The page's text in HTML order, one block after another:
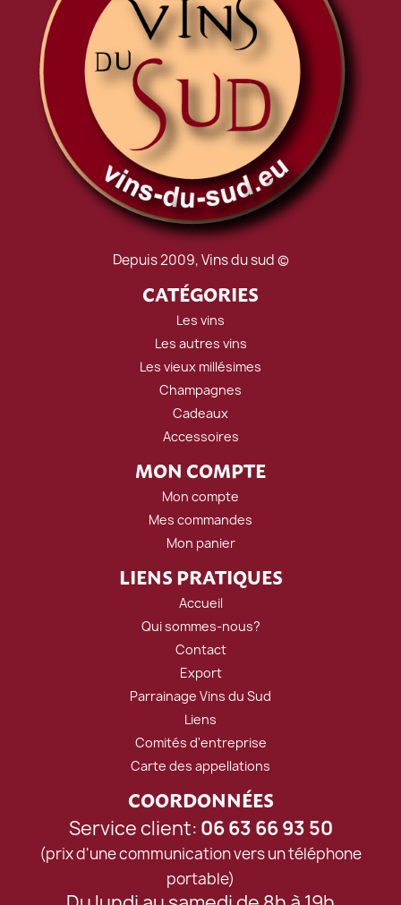
Depuis 2009, Vins du sud ©
CATÉGORIES
Les vins
Les autres vins
Les vieux millésimes
Champagnes
Cadeaux
Accessoires
MON COMPTE
Mon compte
Mes commandes
Mon panier
LIENS PRATIQUES
Accueil
Qui sommes-nous?
Contact
Export
Parrainage Vins du Sud
Liens
Comités d'entreprise
Carte des appellations
COORDONNÉES
Service client: 06 63 66 93 50
(prix d'une communication vers un téléphone
portable)